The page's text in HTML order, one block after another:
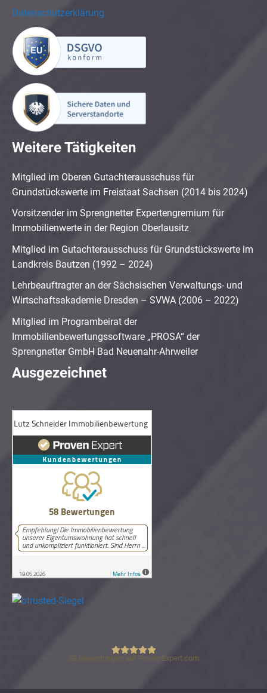
Datenschutzerklärung
Weitere Tätigkeiten
Mitglied im Oberen Gutachterausschuss für
Grundstückswerte im Freistaat Sachsen (2014 bis 2024)
Vorsitzender im Sprengnetter Expertengremium für
Immobilienwerte in der Region Oberlausitz
Mitglied im Gutachterausschuss für Grundstückswerte im
Landkreis Bautzen (1992 – 2024)
Lehrbeauftragter an der Sächsischen Verwaltungs- und
Wirtschaftsakademie Dresden – SVWA (2006 – 2022)
Mitglied im Programbeirat der
Immobilienbewertungssoftware „PROSA“ der
Sprengnetter GmbH Bad Neuenahr-Ahrweiler
Ausgezeichnet
Lutz Schneider Immobilienbewertung
58 Bewertungen auf ProvenExpert.com